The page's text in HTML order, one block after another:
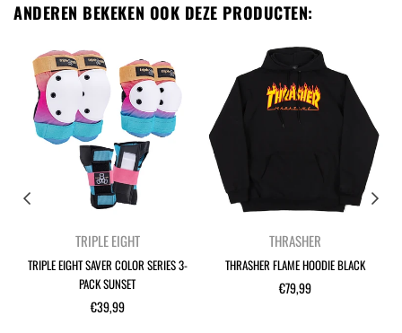
ANDEREN BEKEKEN OOK DEZE PRODUCTEN:
TRIPLE EIGHT
TRIPLE EIGHT SAVER COLOR SERIES 3-
PACK SUNSET
Normale
€39,99
THRASHER
THRASHER FLAME HOODIE BLACK
Normale
€79,99